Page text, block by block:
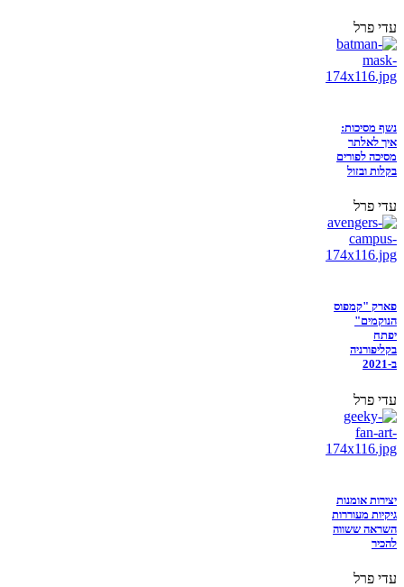
עדי פרל
נשף מסיכות:
איך לאלתר
מסיכה לפורים
בקלות ובזול
עדי פרל
פארק "קמפוס
הנוקמים"
יפתח
בקליפורניה
ב-2021
עדי פרל
יצירות אומנות
גיקיות מעוררות
השראה ששווה
להכיר
עדי פרל